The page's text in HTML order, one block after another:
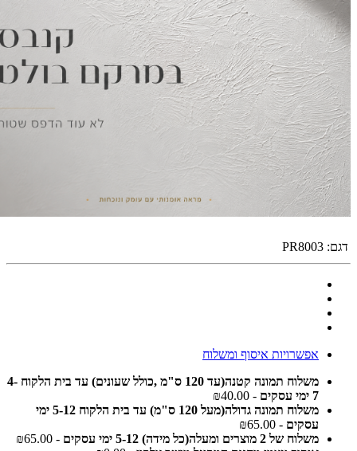
דגם: PR8003
אפשרויות איסוף ומשלוח
משלוח תמונה קטנה(עד 120 ס"מ ,כולל שעונים) עד בית הלקוח 4-
7 ימי עסקים
- ₪40.00
משלוח תמונה גדולה(מעל 120 ס"מ) עד בית הלקוח 5-12 ימי
עסקים - ₪65.00
משלוח של 2 מוצרים ומעלה(כל מידה) 5-12 ימי עסקים
- ₪65.00